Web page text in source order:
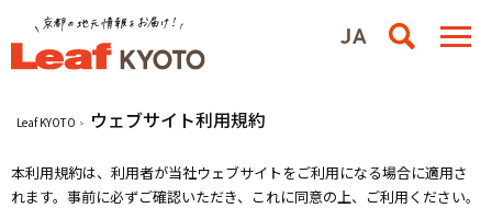
Leaf KYOTO ウェブサイト利用規約
本利用規約は、利用者が当社ウェブサイトをご利用になる場合に適用さ
れます。事前に必ずご確認いただき、これに同意の上、ご利用ください。